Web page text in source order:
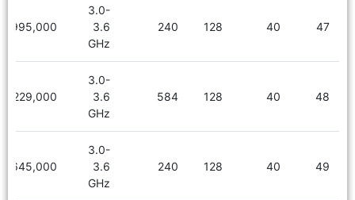
47
40
128
240
3.0-
3.6
GHz
7,995,000
48
40
128
584
3.0-
3.6
GHz
8,229,000
49
40
128
240
3.0-
3.6
GHz
8,645,000